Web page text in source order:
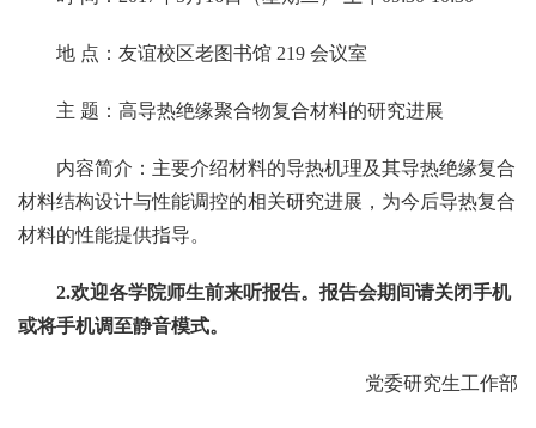
地 点：友谊校区老图书馆 219 会议室
主 题：高导热绝缘聚合物复合材料的研究进展
内容简介：主要介绍材料的导热机理及其导热绝缘复合
材料结构设计与性能调控的相关研究进展，为今后导热复合
材料的性能提供指导。
2.欢迎各学院师生前来听报告。报告会期间请关闭手机
或将手机调至静音模式。
党委研究生工作部